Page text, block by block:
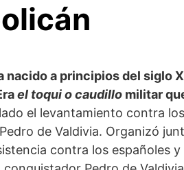
nacido a principios del siglo
el toqui o caudillo militar
el levantamiento contra
de Valdivia. Organizó
contra los españoles